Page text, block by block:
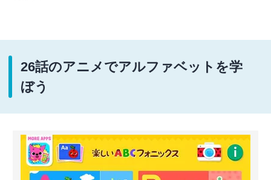
26話のアニメでアルファベットを学
ぼう